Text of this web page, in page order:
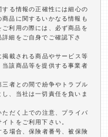
る情報の正確性には細心の
品に関するいかなる情報も
利用の際には、必ず商品を
細をご自身でご確認下さ
載される商品やサービス等
該商品等を提供する事業者
者との間で紛争やトラブル
、当社は一切責任を負いま
だく上での注意、プライバ
トをご利用下さい。
場合、保険者番号、被保険